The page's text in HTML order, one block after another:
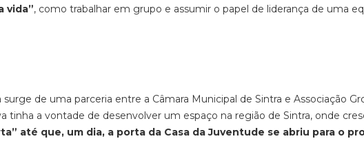
vida”, como trabalhar em grupo e assumir o papel de liderança de uma
de uma parceria entre a Câmara Municipal de Sintra e Associação
tinha a vontade de desenvolver um espaço na região de Sintra, onde
até que, um dia, a porta da Casa da Juventude se abriu para o